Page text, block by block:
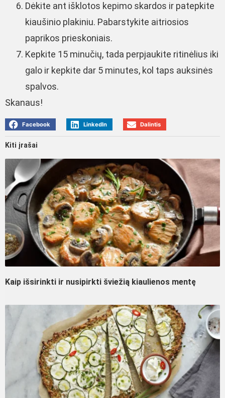
Dėkite ant išklotos kepimo skardos ir patepkite
kiaušinio plakiniu. Pabarstykite aitriosios
paprikos prieskoniais.
Kepkite 15 minučių, tada perpjaukite ritinėlius iki
galo ir kepkite dar 5 minutes, kol taps auksinės
spalvos.
Skanaus!
Facebook LinkedIn Dalintis
Kiti įrašai
Kaip išsirinkti ir nusipirkti šviežią kiaulienos mentę